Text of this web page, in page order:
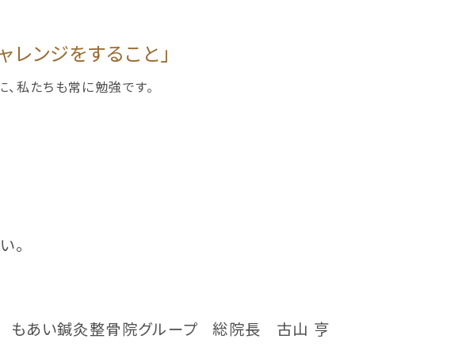
ンジをすること」
私たちも常に勉強です。
。
もあい鍼灸整骨院グループ総院長 古山 亨